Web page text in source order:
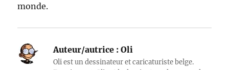
monde.
Auteur/autrice : Oli
Oli est un dessinateur et caricaturiste belge.